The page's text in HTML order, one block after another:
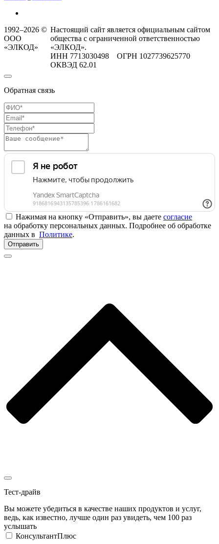
1992–2026 ©
ООО
«ЭЛКОД»
Настоящий сайт является официальным сайтом
общества с ограниченной ответственностью
«ЭЛКОД».
ИНН 7713030498 ОГРН 1027739625770
ОКВЭД 62.01
Обратная связь
Нажимая на кнопку «Отправить», вы даете согласие
на обработку персональных данных. Подробнее об обработке
данных в Политике.
Отправить
Тест-драйв
Вы можете убедиться в качестве наших продуктов и услуг,
ведь, как известно, лучше один раз увидеть, чем 100 раз
услышать
КонсультантПлюс